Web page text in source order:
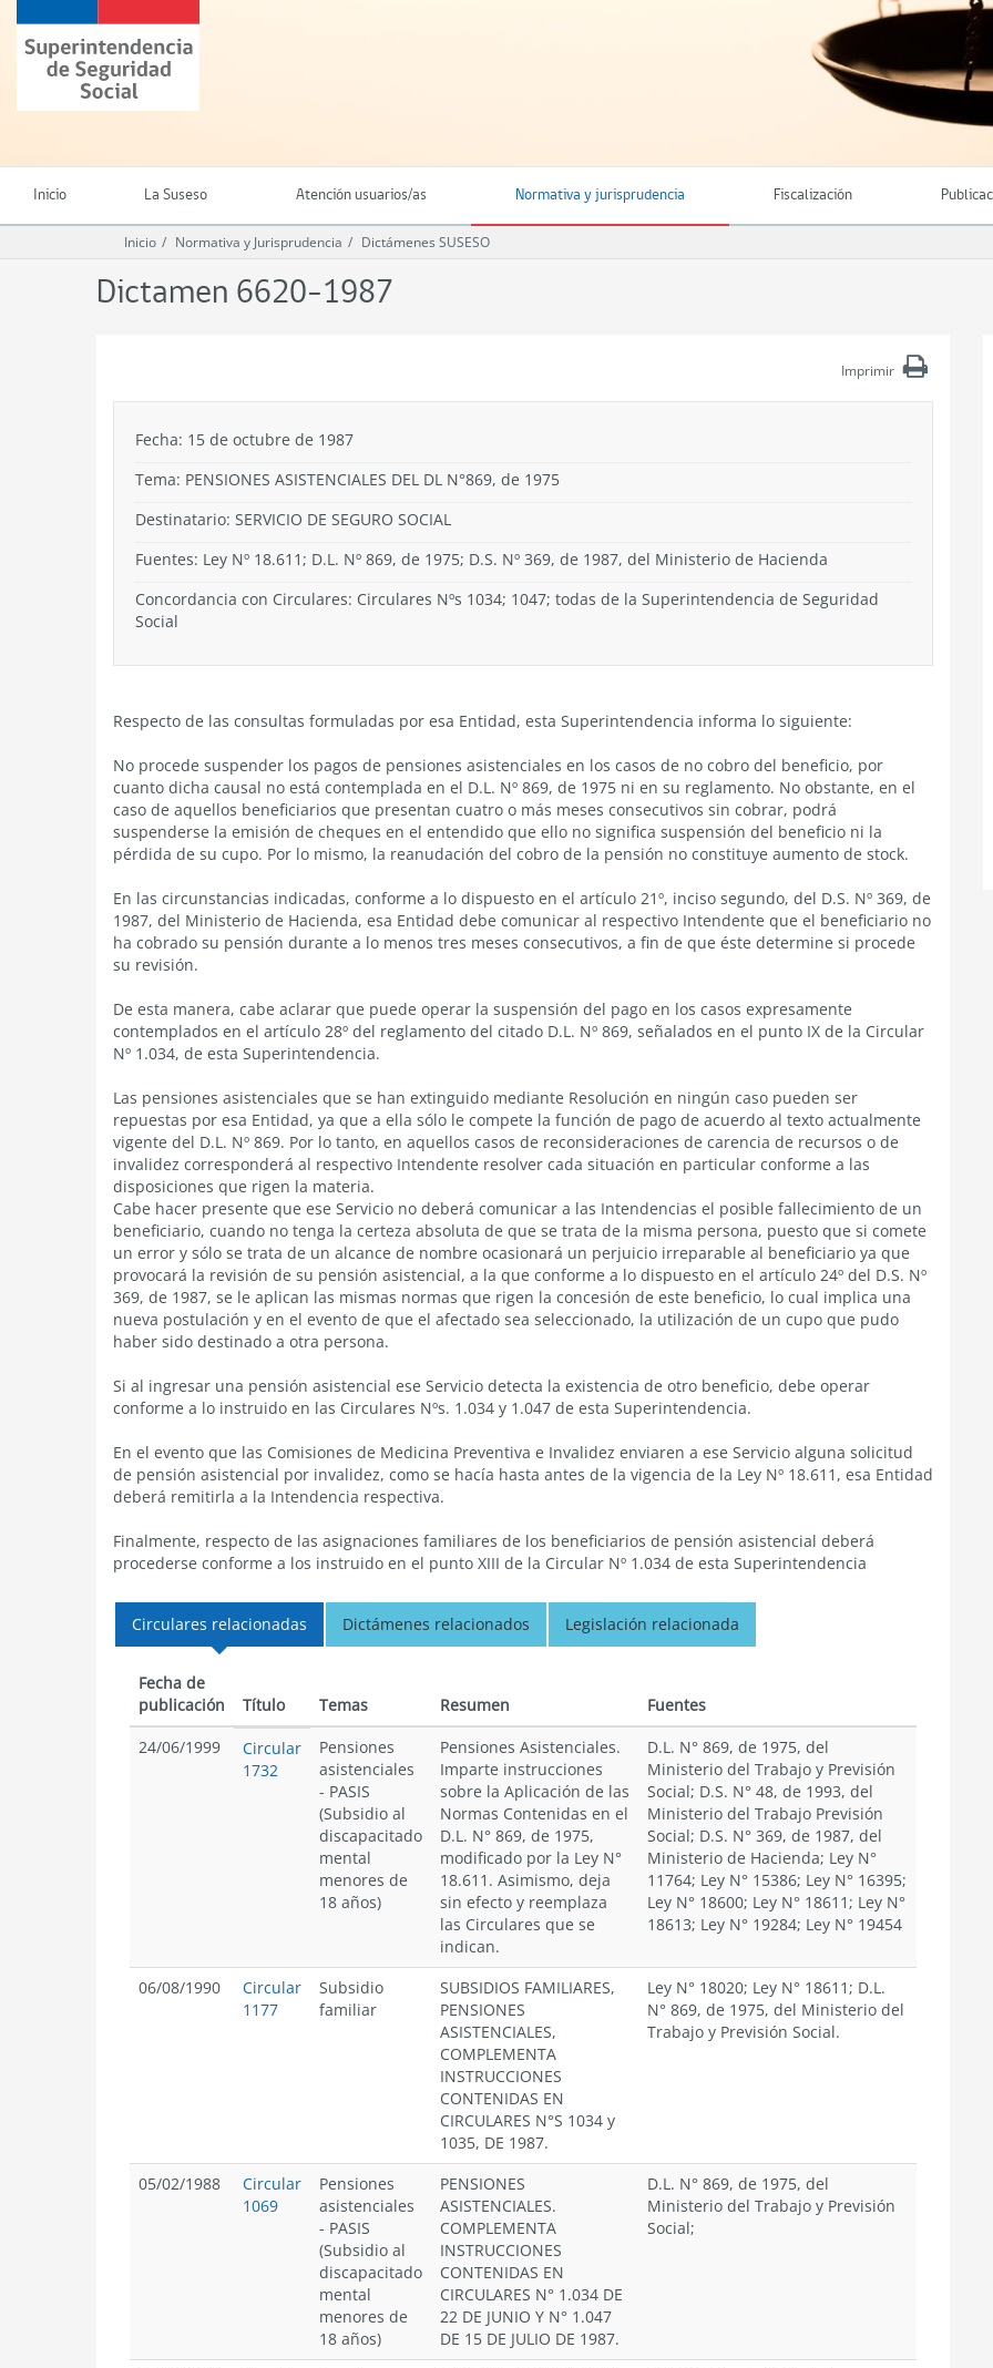
contenido
principal
Superintendencia
de
Seguridad
(SUSESO)
Chile
Inicio La Suseso Atención usuarios/as Normativa y jurisprudencia Fiscalización
Inicio Normativa y Jurisprudencia Dictámenes SUSESO
Dictamen 6620-1987
Imprimir
Fecha: 15 de octubre de 1987
Tema: PENSIONES ASISTENCIALES DEL DL N°869, de 1975
Destinatario: SERVICIO DE SEGURO SOCIAL
Fuentes: Ley Nº 18.611; D.L. Nº 869, de 1975; D.S. Nº 369, de 1987, del Ministerio de Hacienda
Concordancia con Circulares: Circulares Nºs 1034; 1047; todas de la Superintendencia de Seguridad
Social
Respecto de las consultas formuladas por esa Entidad, esta Superintendencia informa lo siguiente:
No procede suspender los pagos de pensiones asistenciales en los casos de no cobro del beneficio, por
cuanto dicha causal no está contemplada en el D.L. Nº 869, de 1975 ni en su reglamento. No obstante, en el
caso de aquellos beneficiarios que presentan cuatro o más meses consecutivos sin cobrar, podrá
suspenderse la emisión de cheques en el entendido que ello no significa suspensión del beneficio ni la
pérdida de su cupo. Por lo mismo, la reanudación del cobro de la pensión no constituye aumento de stock.
En las circunstancias indicadas, conforme a lo dispuesto en el artículo 21º, inciso segundo, del D.S. Nº 369, de
1987, del Ministerio de Hacienda, esa Entidad debe comunicar al respectivo Intendente que el beneficiario no
ha cobrado su pensión durante a lo menos tres meses consecutivos, a fin de que éste determine si procede
su revisión.
De esta manera, cabe aclarar que puede operar la suspensión del pago en los casos expresamente
contemplados en el artículo 28º del reglamento del citado D.L. Nº 869, señalados en el punto IX de la Circular
Nº 1.034, de esta Superintendencia.
Las pensiones asistenciales que se han extinguido mediante Resolución en ningún caso pueden ser
repuestas por esa Entidad, ya que a ella sólo le compete la función de pago de acuerdo al texto actualmente
vigente del D.L. Nº 869. Por lo tanto, en aquellos casos de reconsideraciones de carencia de recursos o de
invalidez corresponderá al respectivo Intendente resolver cada situación en particular conforme a las
disposiciones que rigen la materia.
Cabe hacer presente que ese Servicio no deberá comunicar a las Intendencias el posible fallecimiento de un
beneficiario, cuando no tenga la certeza absoluta de que se trata de la misma persona, puesto que si comete
un error y sólo se trata de un alcance de nombre ocasionará un perjuicio irreparable al beneficiario ya que
provocará la revisión de su pensión asistencial, a la que conforme a lo dispuesto en el artículo 24º del D.S. Nº
369, de 1987, se le aplican las mismas normas que rigen la concesión de este beneficio, lo cual implica una
nueva postulación y en el evento de que el afectado sea seleccionado, la utilización de un cupo que pudo
haber sido destinado a otra persona.
Si al ingresar una pensión asistencial ese Servicio detecta la existencia de otro beneficio, debe operar
conforme a lo instruido en las Circulares Nºs. 1.034 y 1.047 de esta Superintendencia.
En el evento que las Comisiones de Medicina Preventiva e Invalidez enviaren a ese Servicio alguna solicitud
de pensión asistencial por invalidez, como se hacía hasta antes de la vigencia de la Ley Nº 18.611, esa Entidad
deberá remitirla a la Intendencia respectiva.
Finalmente, respecto de las asignaciones familiares de los beneficiarios de pensión asistencial deberá
procederse conforme a los instruido en el punto XIII de la Circular Nº 1.034 de esta Superintendencia
Circulares relacionadas Dictámenes relacionados Legislación relacionada
Fecha de
publicación
Título Temas Resumen
Fuentes
24/06/1999
Circular
1732
Pensiones
asistenciales
- PASIS
(Subsidio al
discapacitado
mental
menores de
18 años)
Pensiones Asistenciales.
Imparte instrucciones
sobre la Aplicación de las
Normas Contenidas en el
D.L. N° 869, de 1975,
modificado por la Ley N°
18.611. Asimismo, deja
sin efecto y reemplaza
las Circulares que se
indican.
D.L. N° 869, de 1975, del
Ministerio del Trabajo y Previsión
Social; D.S. N° 48, de 1993, del
Ministerio del Trabajo Previsión
Social; D.S. N° 369, de 1987, del
Ministerio de Hacienda; Ley N°
11764; Ley N° 15386; Ley N° 16395;
Ley N° 18600; Ley N° 18611; Ley N°
18613; Ley N° 19284; Ley N° 19454
06/08/1990
Circular
1177
Subsidio
familiar
SUBSIDIOS FAMILIARES,
PENSIONES
ASISTENCIALES,
COMPLEMENTA
INSTRUCCIONES
CONTENIDAS EN
CIRCULARES N°S 1034 y
1035, DE 1987.
Ley N° 18020; Ley N° 18611; D.L.
N° 869, de 1975, del Ministerio del
Trabajo y Previsión Social.
05/02/1988
Circular
1069
Pensiones
asistenciales
- PASIS
(Subsidio al
discapacitado
mental
menores de
18 años)
PENSIONES
ASISTENCIALES.
COMPLEMENTA
INSTRUCCIONES
CONTENIDAS EN
CIRCULARES N° 1.034 DE
22 DE JUNIO Y N° 1.047
DE 15 DE JULIO DE 1987.
D.L. N° 869, de 1975, del
Ministerio del Trabajo y Previsión
Social;